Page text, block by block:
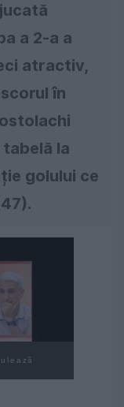
a 2-a a
atractiv,
în
tabelă la
golului ce